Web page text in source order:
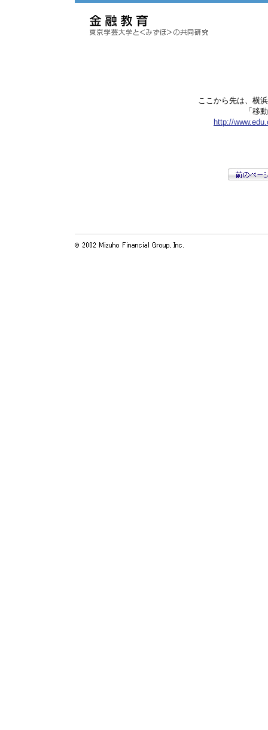
ここから先は、横
「移
http://